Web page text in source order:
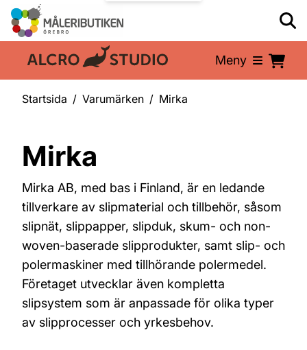
En del av: Meny
Startsida Varumärken Mirka
Mirka
Mirka AB, med bas i Finland, är en ledande
tillverkare av slipmaterial och tillbehör, såsom
slipnät, slippapper, slipduk, skum- och non-
woven-baserade slipprodukter, samt slip- och
polermaskiner med tillhörande polermedel.
Företaget utvecklar även kompletta
slipsystem som är anpassade för olika typer
av slipprocesser och yrkesbehov.